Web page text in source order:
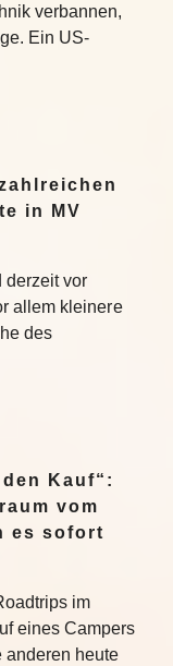
verbannen,
Ein US-
in MV
derzeit vor
allem kleinere
des
Kauf“:
vom
es sofort
im
eines Campers
anderen heute